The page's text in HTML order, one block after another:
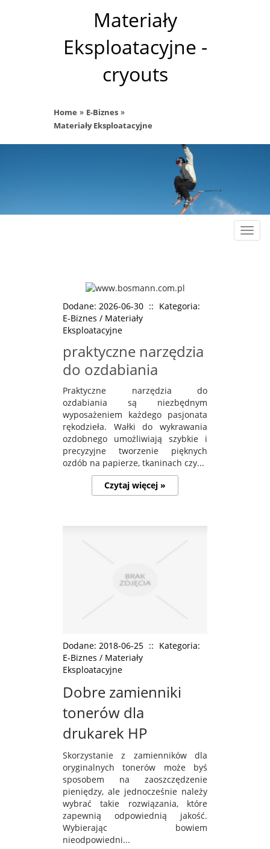
Materiały
Eksploatacyjne -
cryouts
Home » E-Biznes »
Materiały Eksploatacyjne
Dodane: 2026-06-30 :: Kategoria:
E-Biznes / Materiały
Eksploatacyjne
praktyczne narzędzia
do ozdabiania
Praktyczne narzędzia do
ozdabiania są niezbędnym
wyposażeniem każdego pasjonata
rękodzieła. Wałki do wykrawania
ozdobnego umożliwiają szybkie i
precyzyjne tworzenie pięknych
ozdób na papierze, tkaninach czy...
Czytaj więcej »
Dodane: 2018-06-25 :: Kategoria:
E-Biznes / Materiały
Eksploatacyjne
Dobre zamienniki
tonerów dla
drukarek HP
Skorzystanie z zamienników dla
oryginalnych tonerów może byś
sposobem na zaoszczędzenie
pieniędzy, ale jednocześnie należy
wybrać takie rozwiązania, które
zapewnią odpowiednią jakość.
Wybierając bowiem
nieodpowiedni...